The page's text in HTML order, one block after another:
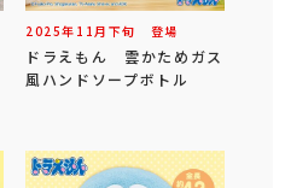
2025年 11 月 下旬 登場
ドラえもん 雲かためガス
風ハンドソープボトル